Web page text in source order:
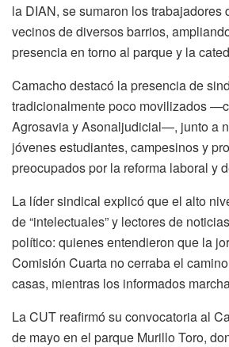
la DIAN, se sumaron los trabajadores
vecinos de diversos barrios,
presencia en torno al parque y la
Camacho destacó la presencia de
tradicionalmente poco movilizados
Agrosavia y Asonaljudicial—, junto a
jóvenes estudiantes, campesinos y
preocupados por la reforma laboral y
La líder sindical explicó que el alto
de “intelectuales” y lectores de
político: quienes entendieron que la
Comisión Cuarta no cerraba el
casas, mientras los informados
La CUT reafirmó su convocatoria al
de mayo en el parque Murillo Toro,